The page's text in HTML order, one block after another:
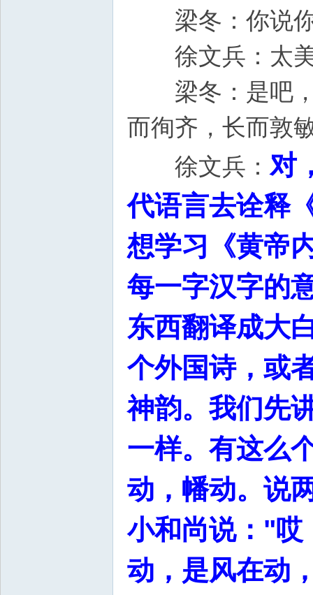
梁冬：你说
徐文兵：太
梁冬：是吧，
而徇齐，长而
徐文兵： 对
代语言去诠释
想学习《黄帝
每一字汉字的
东西翻译成大
个外国诗，或
神韵。我们先
一样。有这么
动，幡动。说
小和尚说："哎
动，是风在动